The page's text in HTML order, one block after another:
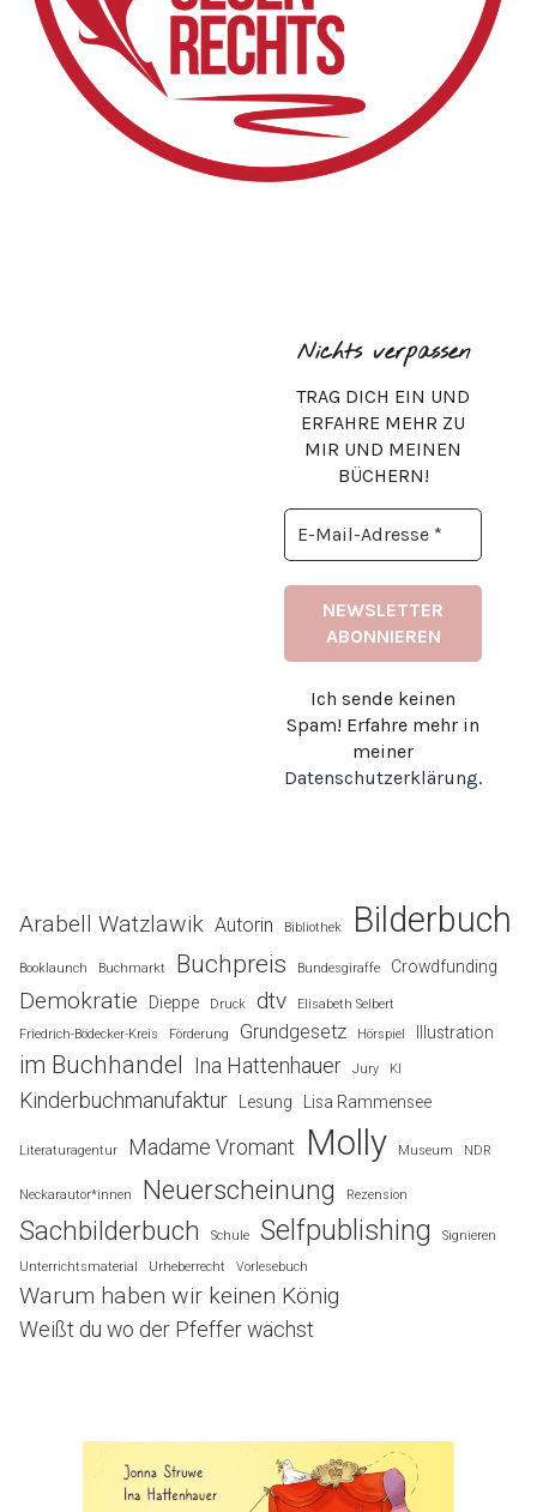
Nichts verpassen
TRAG DICH EIN UND
ERFAHRE MEHR ZU
MIR UND MEINEN
BÜCHERN!
Ich sende keinen
Spam! Erfahre mehr in
meiner
Datenschutzerklärung.
Arabell Watzlawik Autorin Bibliothek Bilderbuch
Booklaunch Buchmarkt Buchpreis Bundesgiraffe Crowdfunding
Demokratie Dieppe Druck dtv
Elisabeth Selbert
Friedrich-Bödecker-Kreis
Förderung Grundgesetz Hörspiel Illustration
im Buchhandel Ina Hattenhauer Jury KI
Kinderbuchmanufaktur Lesung Lisa Rammensee
Literaturagentur Madame Vromant Molly Museum NDR
Neckarautor*innen Neuerscheinung Rezension
Sachbilderbuch Schule Selfpublishing
Signieren
Unterrichtsmaterial
Urheberrecht Vorlesebuch
Warum haben wir keinen König
Weißt du wo der Pfeffer wächst